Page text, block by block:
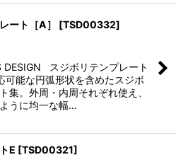
ート［A］ [TSD00332]
DESIGN スジボリテンプレート
可能な円弧形状を含めたスジボ
集。外周・内周それぞれ使え、
うに均一な幅…
E [TSD00321]